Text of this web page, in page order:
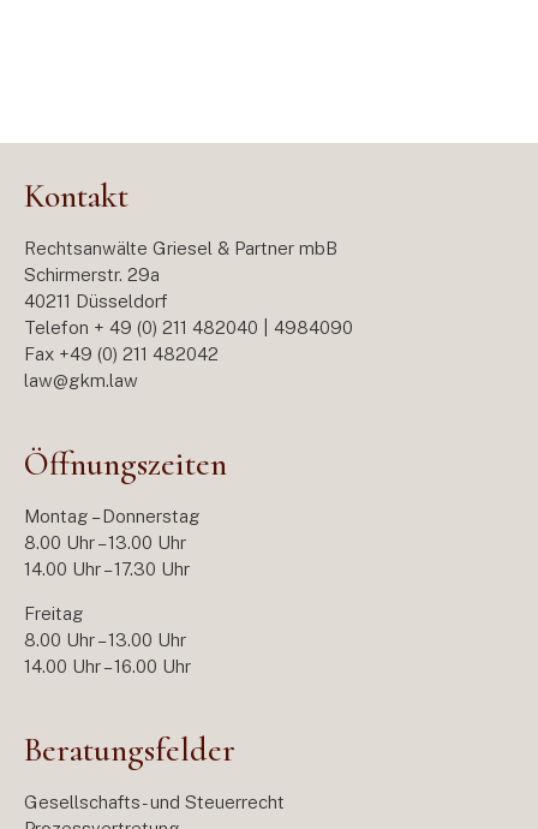
Kontakt
Rechtsanwälte Griesel & Partner mbB
Schirmerstr. 29a
40211 Düsseldorf
Telefon + 49 (0) 211 482040 | 4984090
Fax +49 (0) 211 482042
law@gkm.law
Öffnungszeiten
Montag – Donnerstag
8.00 Uhr – 13.00 Uhr
14.00 Uhr – 17.30 Uhr
Freitag
8.00 Uhr – 13.00 Uhr
14.00 Uhr – 16.00 Uhr
Beratungsfelder
Gesellschafts- und Steuerrecht